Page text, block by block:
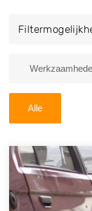
van Teeffelen
Zoekt u liever
U kunt er ook
verkopen en op
Ophaaldienst
auto gratis
Alle